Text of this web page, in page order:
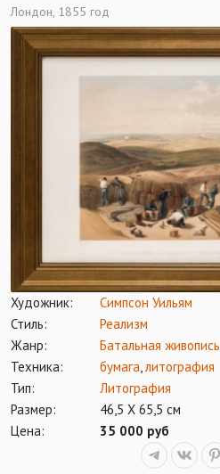
Лондон, 1855 год
Художник:
Симпсон Уильям
Стиль:
Реализм
Жанр:
Батальная живопись
Техника:
бумага,литография
Тип:
Литография
Размер:
46,5 Х 65,5 см
Цена:
35 000 руб